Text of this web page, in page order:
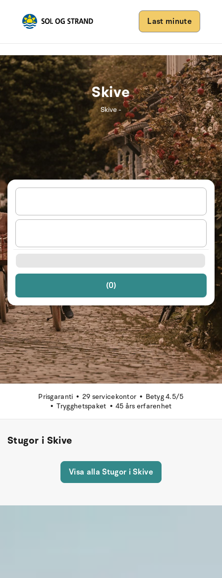
Last minute
(0)
Skive
Skive -
Prisgaranti 29 servicekontor
Betyg 4.5/5
Trygghetspaket
45 års erfarenhet
Stugor i Skive
Visa alla Stugor i Skive